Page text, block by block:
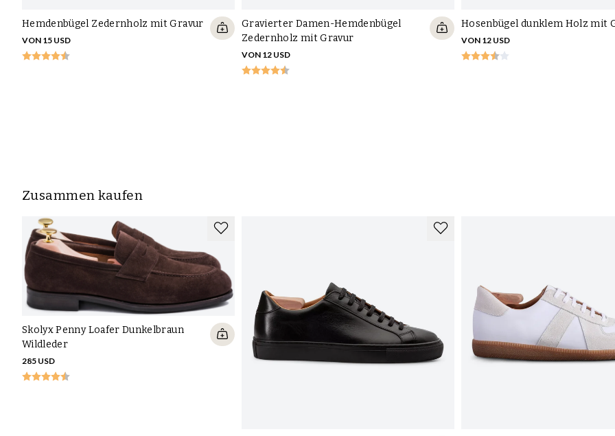
Hemdenbügel Zedernholz mit Gravur
VON 15 USD
Gravierter Damen-Hemdenbügel
Zedernholz mit Gravur
VON 12 USD
Hosenbügel dunklem Holz mit
VON 12 USD
Zusammen kaufen
Skolyx Penny Loafer Dunkelbraun
Wildleder
285 USD